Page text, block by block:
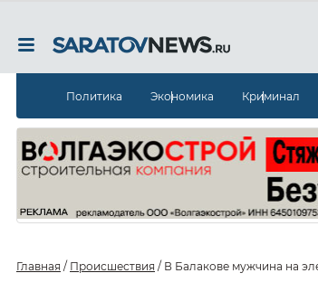
Политика Экономика Криминал
Главная / Происшествия / В Балакове мужчина на